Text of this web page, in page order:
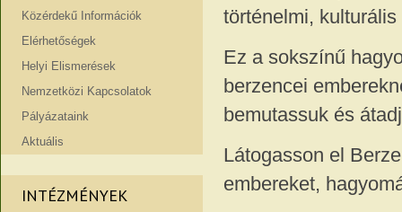
Közérdekű Információk
Elérhetőségek
Helyi Elismerések
Nemzetközi Kapcsolatok
Pályázataink
Aktuális
INTÉZMÉNYEK
történelmi,
Ez a sokszínű
berzencei
bemutassuk és
Látogasson el
embereket,